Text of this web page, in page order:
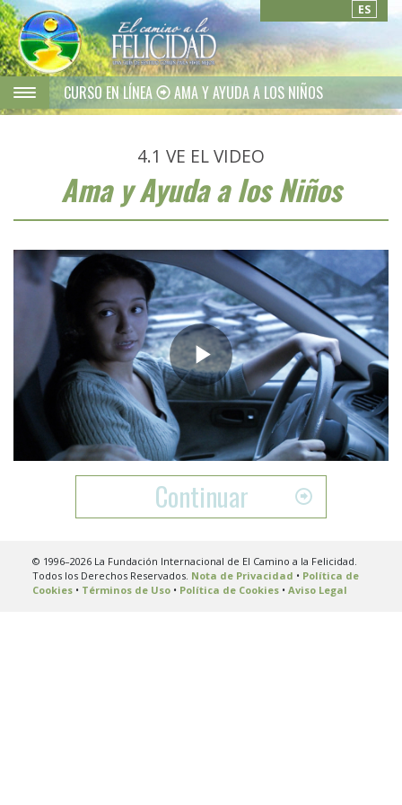
ES
CURSO EN LÍNEA AMA Y AYUDA A LOS NIÑOS
4.1 VE EL VIDEO
Ama y Ayuda a los Niños
Play
Video
Continuar
© 1996–2026 La Fundación Internacional de El Camino a la Felicidad.
Todos los Derechos Reservados. Nota de Privacidad • Política de
Cookies• Términos de Uso• Política de Cookies• Aviso Legal